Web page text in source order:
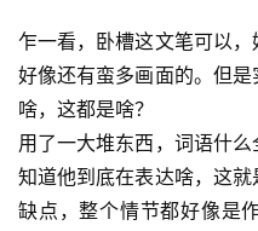
乍一看，卧槽这文笔可以
好像还有蛮多画面的。但
啥，这都是啥？
用了一大堆东西，词语什
知道他到底在表达啥，这
缺点，整个情节都好像是